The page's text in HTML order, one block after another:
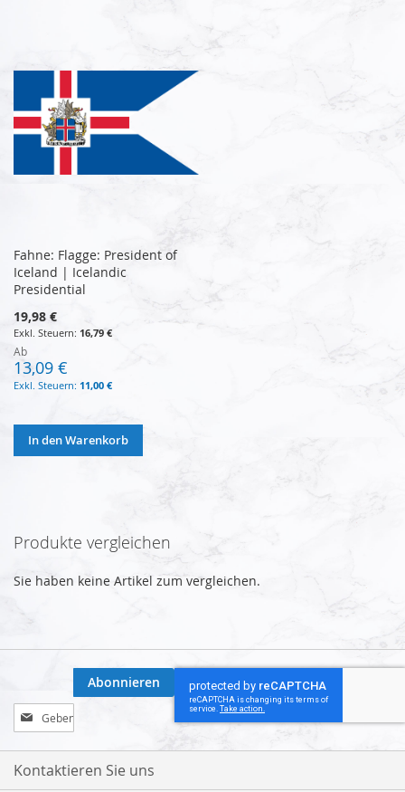
Fahne: Flagge: President of
Iceland | Icelandic
Presidential
19,98 €
16,79 €
Ab
13,09 €
11,00 €
In den Warenkorb
Produkte vergleichen
Sie haben keine Artikel zum vergleichen.
Melden
Sie
sich
für
Abonnieren
Kontaktieren Sie uns